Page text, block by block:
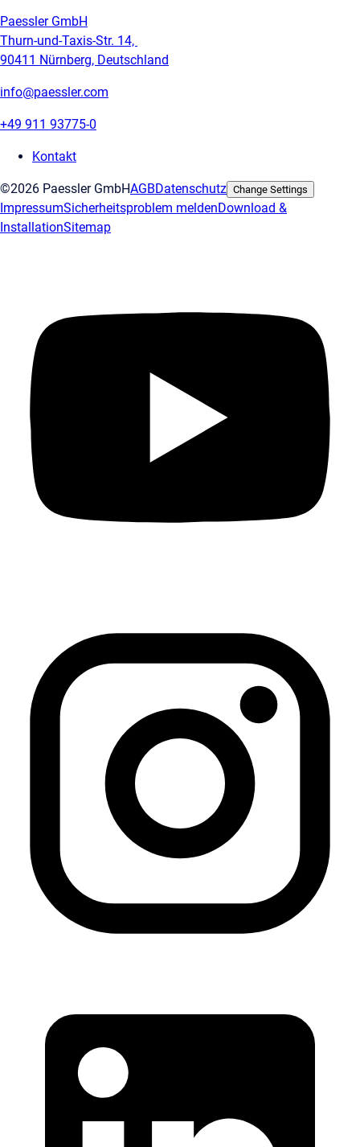
Paessler GmbH
Thurn-und-Taxis-Str. 14,
90411 Nürnberg, Deutschland
info@paessler.com
+49 911 93775-0
Kontakt
©2026 Paessler GmbHAGBDatenschutz Change Settings
ImpressumSicherheitsproblem meldenDownload &
InstallationSitemap